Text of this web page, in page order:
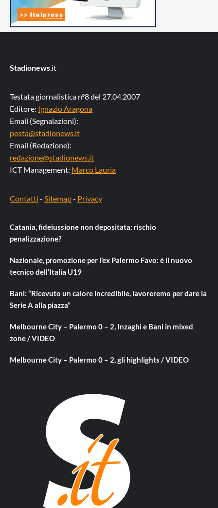
Stadionews.it
Testata giornalistica n°8 del 27.04.2007
Editore: Ignazio Aragona
Email (Segnalazioni):
posta@stadionews.it
Email (Redazione):
redazione@stadionews.it
ICT Management: Marco Lauria
Contatti - Sitemap- Privacy
Catania, fideiussione non depositata: rischio
penalizzazione?
Nazionale, promozione per l’ex Palermo Favo: è il nuovo
tecnico dell’Italia U19
Bani: “Ricevuto un calore incredibile, lavoreremo per dare la
Serie A alla piazza”
Melbourne City – Palermo 0 – 2, Inzaghi e Bani in mixed
zone / VIDEO
Melbourne City – Palermo 0 – 2, gli highlights / VIDEO